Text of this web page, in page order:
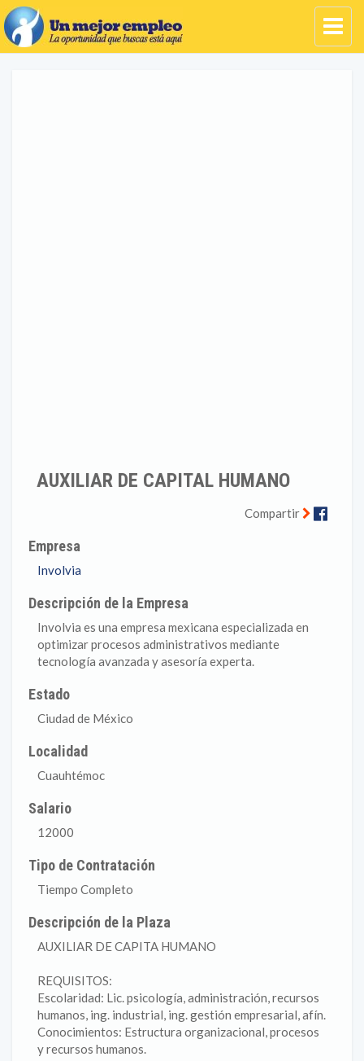
AUXILIAR DE CAPITAL HUMANO
Compartir
Empresa
Involvia
Descripción de la Empresa
Involvia es una empresa mexicana especializada en
optimizar procesos administrativos mediante
tecnología avanzada y asesoría experta.
Estado
Ciudad de México
Localidad
Cuauhtémoc
Salario
12000
Tipo de Contratación
Tiempo Completo
Descripción de la Plaza
AUXILIAR DE CAPITA HUMANO
REQUISITOS:
Escolaridad: Lic. psicología, administración, recursos
humanos, ing. industrial, ing. gestión empresarial, afín.
Conocimientos: Estructura organizacional, procesos
y recursos humanos.